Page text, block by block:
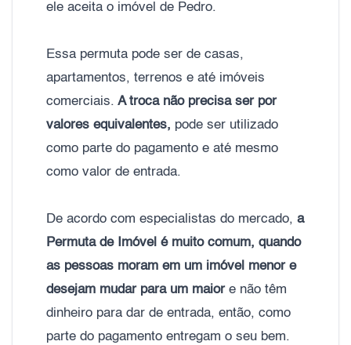
ele aceita o imóvel de Pedro.
Essa permuta pode ser de casas,
apartamentos, terrenos e até imóveis
comerciais. A troca não precisa ser por
valores equivalentes, pode ser utilizado
como parte do pagamento e até mesmo
como valor de entrada.
De acordo com especialistas do mercado, a
Permuta de Imóvel é muito comum, quando
as pessoas moram em um imóvel menor e
desejam mudar para um maiore não têm
dinheiro para dar de entrada, então, como
parte do pagamento entregam o seu bem.